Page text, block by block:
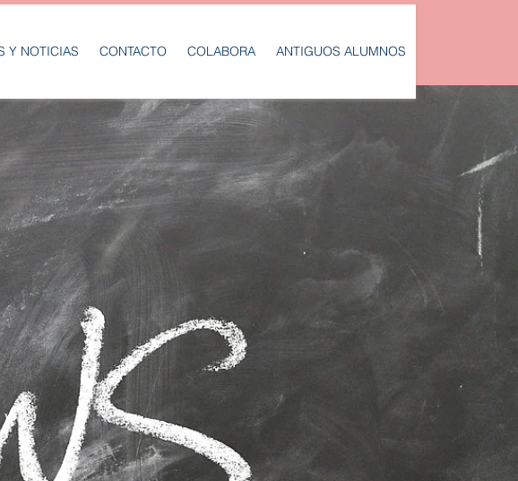
Y NOTICIAS CONTACTO COLABORA ANTIGUOS ALUMNOS